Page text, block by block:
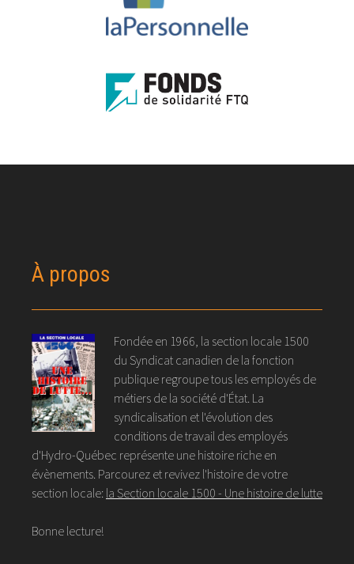
À propos
Fondée en 1966, la section locale 1500
du Syndicat canadien de la fonction
publique regroupe tous les employés de
métiers de la société d'État. La
syndicalisation et l'évolution des
conditions de travail des employés
d'Hydro-Québec représente une histoire riche en
évènements. Parcourez et revivez l'histoire de votre
section locale: la Section locale 1500 - Une histoire de lutte
Bonne lecture!